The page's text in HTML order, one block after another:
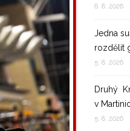
6. 8. 2026
Jedna
rozdělit
5. 8. 2026
Druhý
v
5. 8. 2026